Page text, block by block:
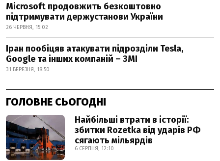
Microsoft продовжить безкоштовно
підтримувати держустанови України
26 ЧЕРВНЯ, 15:02
Іран пообіцяв атакувати підрозділи Tesla,
Google та інших компаній – ЗМІ
31 БЕРЕЗНЯ, 18:50
ГОЛОВНЕ СЬОГОДНІ
Найбільші втрати в історії:
збитки Rozetka від ударів РФ
сягають мільярдів
6 СЕРПНЯ, 12:10